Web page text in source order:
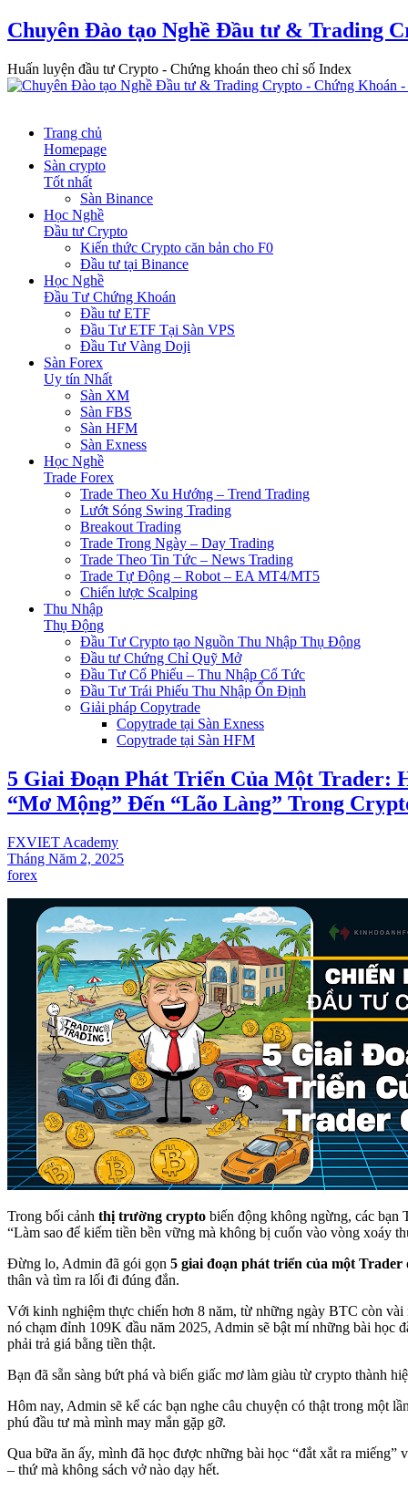
Chuyên Đào tạo Nghề Đầu tư & Trading
Huấn luyện đầu tư Crypto - Chứng khoán theo chỉ số Index
Trang chủ
Homepage
Sàn crypto
Tốt nhất
Sàn Binance
Học Nghề
Đầu tư Crypto
Kiến thức Crypto căn bản cho F0
Đầu tư tại Binance
Học Nghề
Đầu Tư Chứng Khoán
Đầu tư ETF
Đầu Tư ETF Tại Sàn VPS
Đầu Tư Vàng Doji
Sàn Forex
Uy tín Nhất
Sàn XM
Sàn FBS
Sàn HFM
Sàn Exness
Học Nghề
Trade Forex
Trade Theo Xu Hướng – Trend Trading
Lướt Sóng Swing Trading
Breakout Trading
Trade Trong Ngày – Day Trading
Trade Theo Tin Tức – News Trading
Trade Tự Động – Robot – EA MT4/MT5
Chiến lược Scalping
Thu Nhập
Thụ Động
Đầu Tư Crypto tạo Nguồn Thu Nhập Thụ Động
Đầu tư Chứng Chỉ Quỹ Mở
Đầu Tư Cổ Phiếu – Thu Nhập Cổ Tức
Đầu Tư Trái Phiếu Thu Nhập Ổn Định
Giải pháp Copytrade
Copytrade tại Sàn Exness
Copytrade tại Sàn HFM
5 Giai Đoạn Phát Triển Của Một Trader:
“Mơ Mộng” Đến “Lão Làng” Trong
FXVIET Academy
Tháng Năm 2, 2025
forex
Trong bối cảnh thị trường crypto biến động không ngừng, các bạn
“Làm sao để kiếm tiền bền vững mà không bị cuốn vào vòng xoáy
Đừng lo, Admin đã gói gọn 5 giai đoạn phát triển của một Trader
thân và tìm ra lối đi đúng đắn.
Với kinh nghiệm thực chiến hơn 8 năm, từ những ngày BTC còn vài
nó chạm đỉnh 109K đầu năm 2025, Admin sẽ bật mí những bài học
phải trả giá bằng tiền thật.
Bạn đã sẵn sàng bứt phá và biến giấc mơ làm giàu từ crypto thành
Hôm nay, Admin sẽ kể các bạn nghe câu chuyện có thật trong một
phú đầu tư mà mình may mắn gặp gỡ.
Qua bữa ăn ấy, mình đã học được những bài học “đắt xắt ra miếng”
– thứ mà không sách vở nào dạy hết.